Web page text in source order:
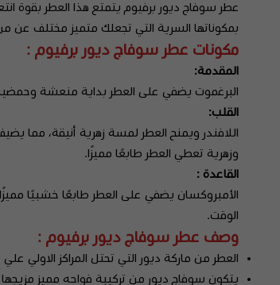
عطر سوفاج ديور برفيوم يتمتع هذا العطر بقوة
بمكوناتها السرية التي تجعلك متميز مختلف
مكونات عطر سوفاج ديور برفيوم :
المقدمة:
البرغموت يضفي على العطر بداية منعشة وحمضية،
القلب:
اللافندر ويمنح العطر لمسة زهرية أنيقة، مما
وزهرية تعطي العطر طابعًا مميزًا.
القاعدة :
الأمبروكسان يضفي على العطر طابعًا خشبيًا
الوقت.
وصف عطر سوفاج ديور برفيوم :
العطر من ماركة ديور التي تحتل المراكز الاولي
يتكون سوفاج ديور من تركيبة فواحه مميز